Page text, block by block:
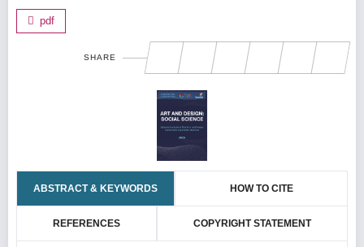
pdf
SHARE
ABSTRACT & KEYWORDS HOW TO CITE
REFERENCES COPYRIGHT STATEMENT